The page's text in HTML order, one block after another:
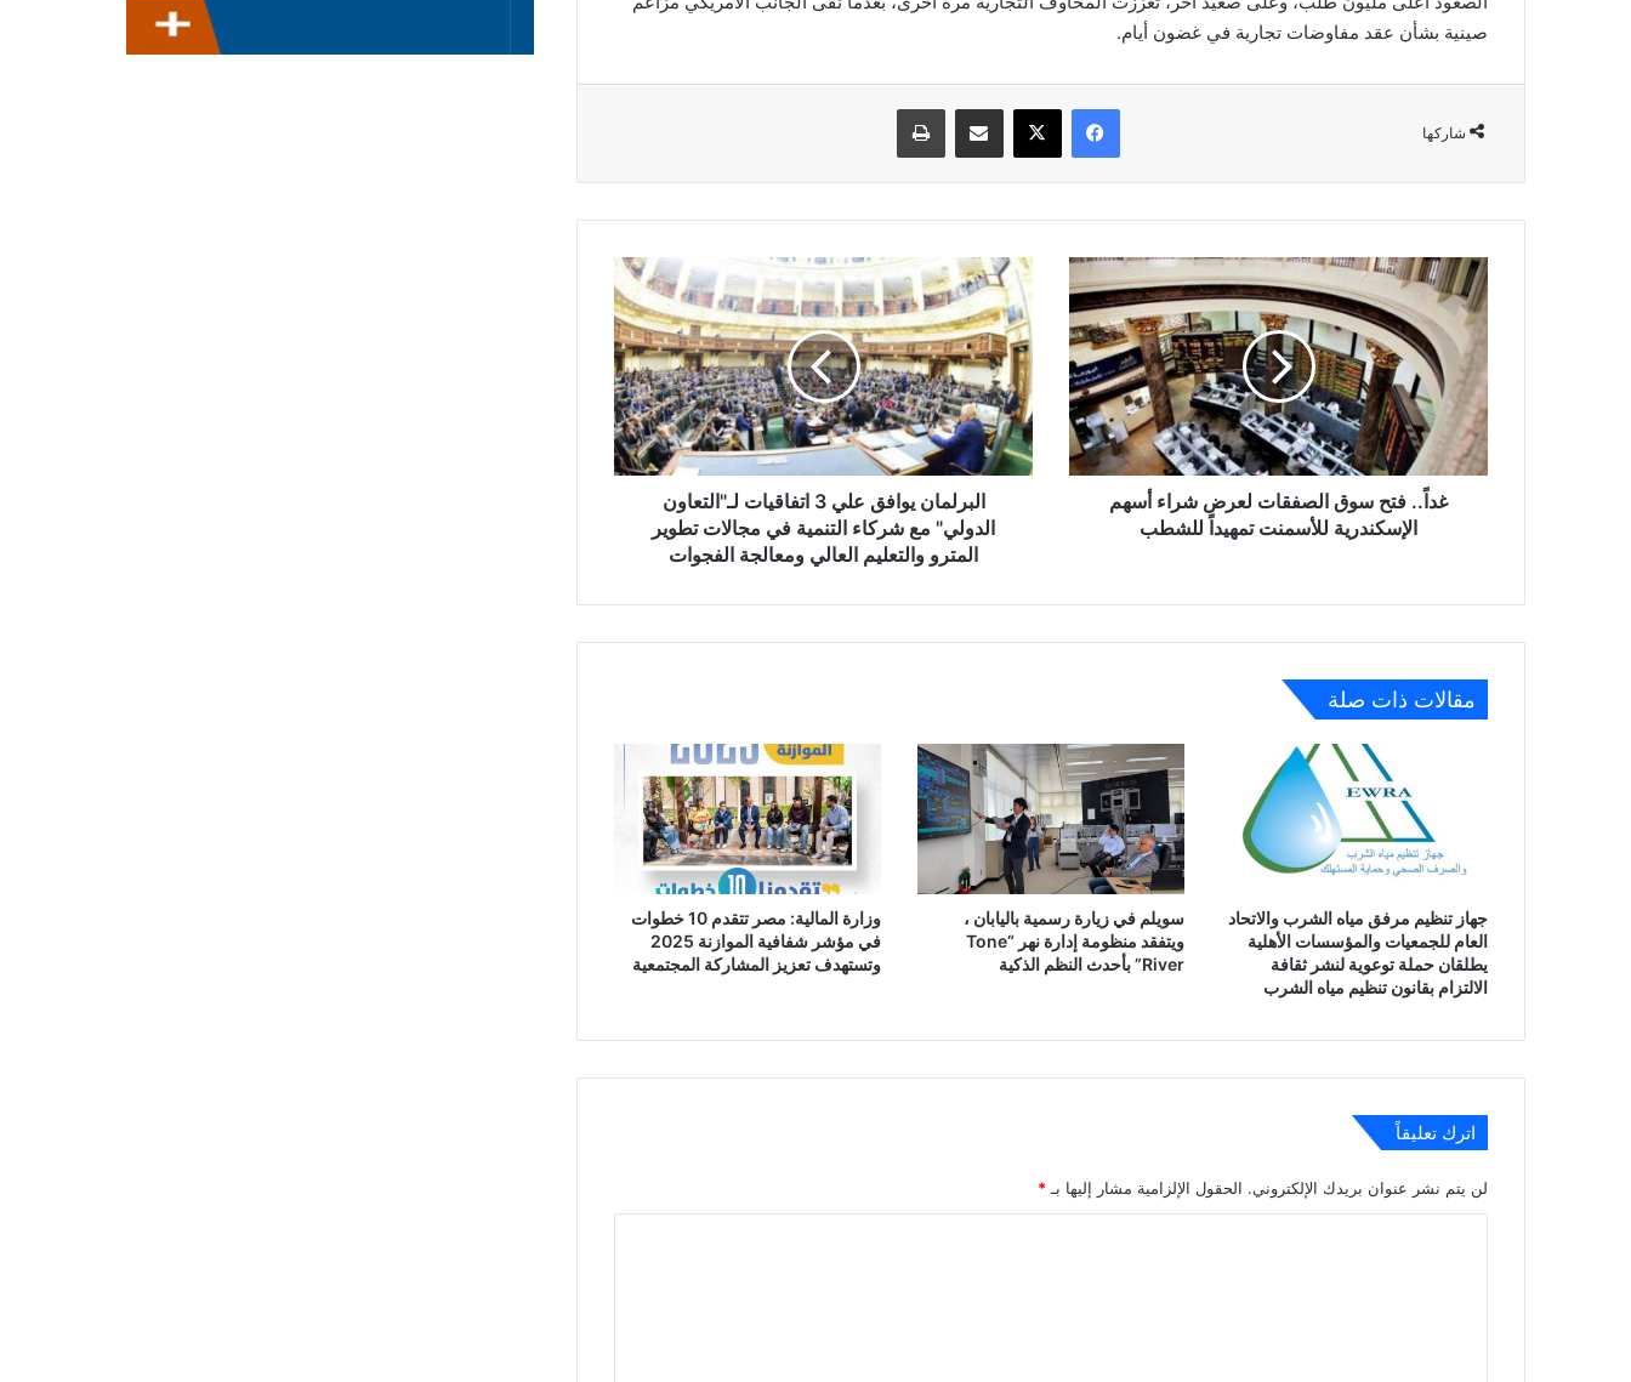
صينية بشأن عقد مفاوضات تجارية في غضون أيام.
شاركها
فيسبوك ‫X مشاركة عبر البريد طباعة
غداً..
فتح
سوق
الصفقات
لعرض
شراء
أسهم
الإسكندرية
للأسمنت
غداً.. فتح سوق الصفقات لعرض شراء أسهم
الإسكندرية للأسمنت تمهيداً للشطب
البرلمان
يوافق
علي
3
اتفاقيات
لـ"التعاون
الدولي"
مع
شركاء
البرلمان يوافق علي 3 اتفاقيات لـ"التعاون
الدولي" مع شركاء التنمية في مجالات تطوير
المترو والتعليم العالي ومعالجة الفجوات
مقالات ذات صلة
جهاز تنظيم مرفق مياه الشرب والاتحاد
العام للجمعيات والمؤسسات الأهلية
يطلقان حملة توعوية لنشر ثقافة
الالتزام بقانون تنظيم مياه الشرب
سويلم في زيارة رسمية باليابان ،
ويتفقد منظومة إدارة نهر “Tone
River” بأحدث النظم الذكية
وزارة المالية: مصر تتقدم 10 خطوات
في مؤشر شفافية الموازنة 2025
وتستهدف تعزيز المشاركة المجتمعية
اترك تعليقاً
لن يتم نشر عنوان بريدك الإلكتروني. الحقول الإلزامية مشار إليها بـ *